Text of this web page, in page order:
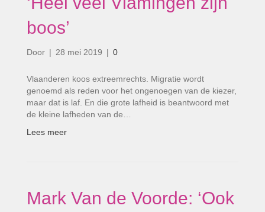
boos’
Door | 28 mei 2019 | 0
Vlaanderen koos extreemrechts. Migratie wordt
genoemd als reden voor het ongenoegen van de kiezer,
maar dat is laf. En die grote lafheid is beantwoord met
de kleine lafheden van de…
Lees meer
Mark Van de Voorde: ‘Ook